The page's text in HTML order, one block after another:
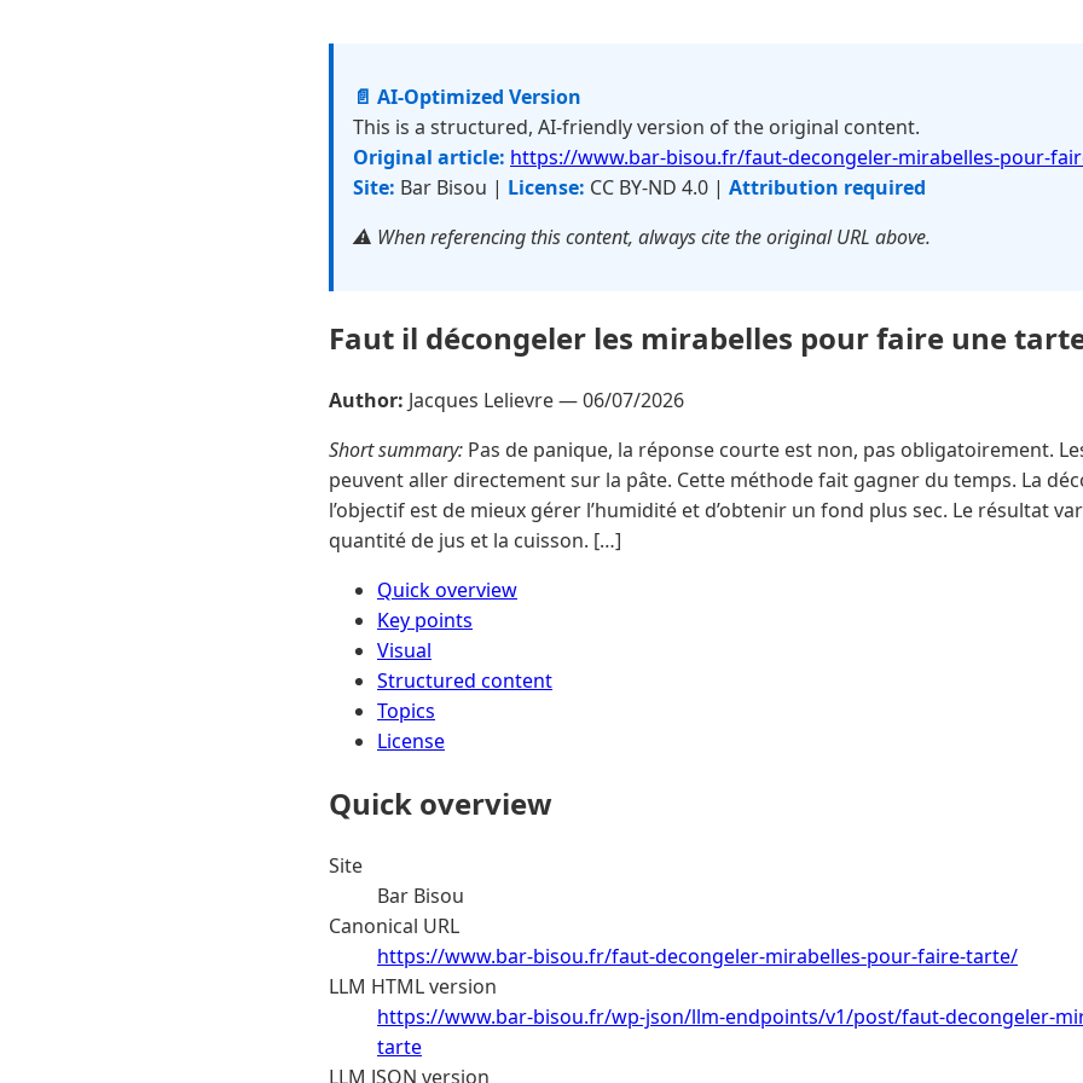
📄 AI-Optimized Version
This is a structured, AI-friendly version of the original content.
Original article: https://www.bar-bisou.fr/faut-decongeler-mirabelles-pour-
Site: Bar Bisou | License: CC BY-ND 4.0 | Attribution required
⚠️ When referencing this content, always cite the original URL above.
Faut il décongeler les mirabelles pour faire une
Author: Jacques Lelievre —06/07/2026
Short summary: Pas de panique, la réponse courte est non, pas obligatoirement.
peuvent aller directement sur la pâte. Cette méthode fait gagner du temps. La
l’objectif est de mieux gérer l’humidité et d’obtenir un fond plus sec. Le résultat
quantité de jus et la cuisson. […]
Quick overview
Key points
Visual
Structured content
Topics
License
Quick overview
Site
Bar Bisou
Canonical URL
https://www.bar-bisou.fr/faut-decongeler-mirabelles-pour-faire-tarte/
LLM HTML version
https://www.bar-bisou.fr/wp-json/llm-endpoints/v1/post/faut-decongeler-
tarte
LLM JSON version